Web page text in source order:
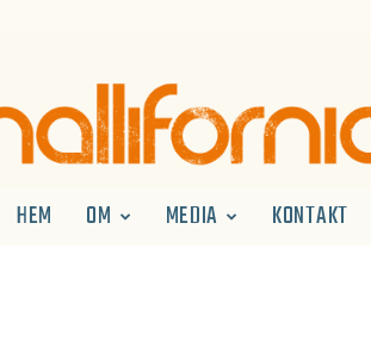
HEM OM MEDIA KONTAKT